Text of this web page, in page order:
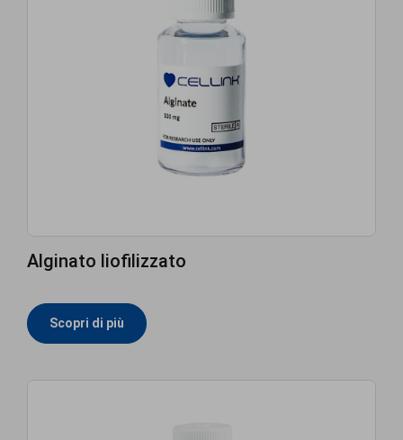
Alginato liofilizzato
Scopri di più